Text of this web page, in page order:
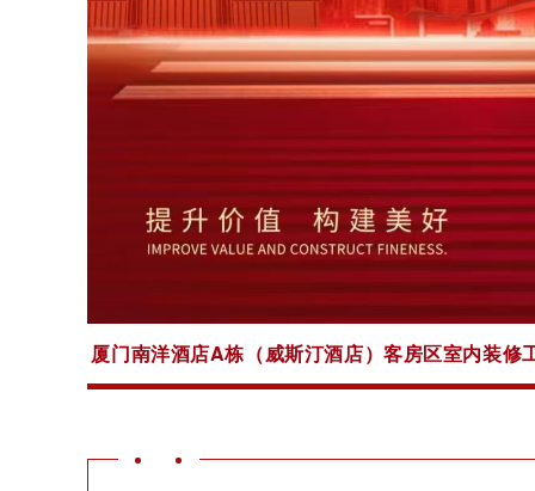
厦门南洋酒店A栋（威斯汀酒店）客房区室内装修